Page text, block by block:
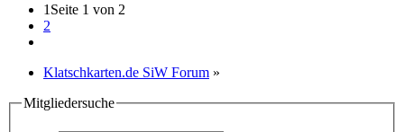
1 Seite 1 von 2
2
Klatschkarten.de SiW Forum »
Mitgliedersuche